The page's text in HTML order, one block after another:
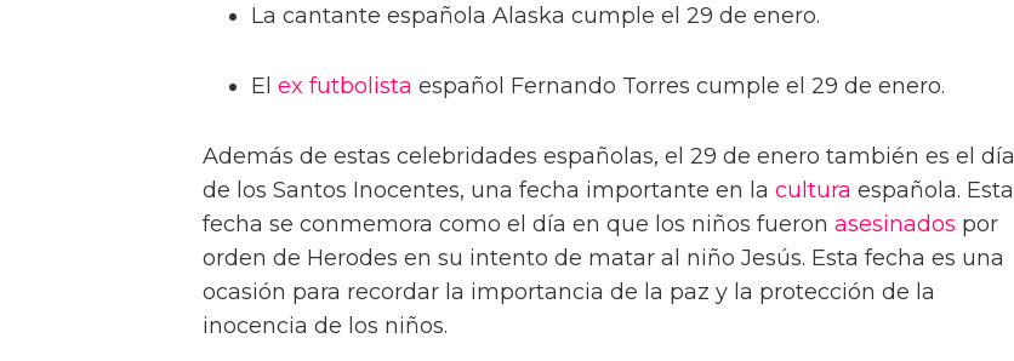
La cantante española Alaska cumple el 29 de enero.
El ex futbolista español Fernando Torres cumple el 29 de enero.
Además de estas celebridades españolas, el 29 de enero también es el día
de los Santos Inocentes, una fecha importante en la cultura española. Esta
fecha se conmemora como el día en que los niños fueron asesinados por
orden de Herodes en su intento de matar al niño Jesús. Esta fecha es una
ocasión para recordar la importancia de la paz y la protección de la
inocencia de los niños.